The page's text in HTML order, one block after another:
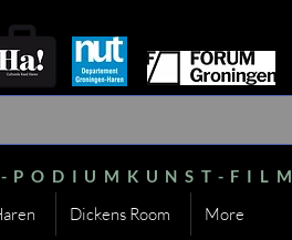
FILM
Dickens Room More